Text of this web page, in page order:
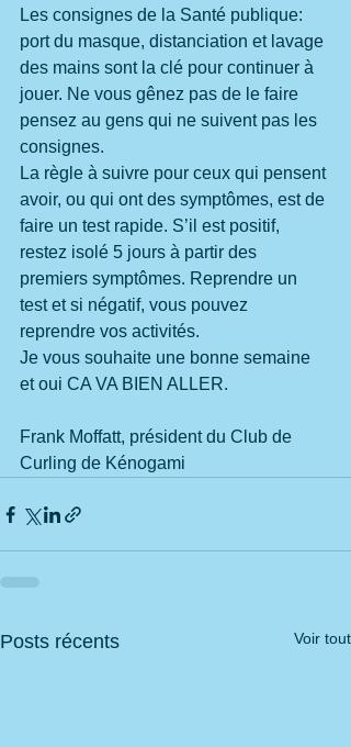
Les consignes de la Santé publique:
port du masque, distanciation et lavage
des mains sont la clé pour continuer à
jouer. Ne vous gênez pas de le faire
pensez au gens qui ne suivent pas les
consignes.
La règle à suivre pour ceux qui pensent
avoir, ou qui ont des symptômes, est de
faire un test rapide. S’il est positif,
restez isolé 5 jours à partir des
premiers symptômes. Reprendre un
test et si négatif, vous pouvez
reprendre vos activités.
Je vous souhaite une bonne semaine
et oui CA VA BIEN ALLER.
Frank Moffatt, président du Club de
Curling de Kénogami
Posts récents Voir tout